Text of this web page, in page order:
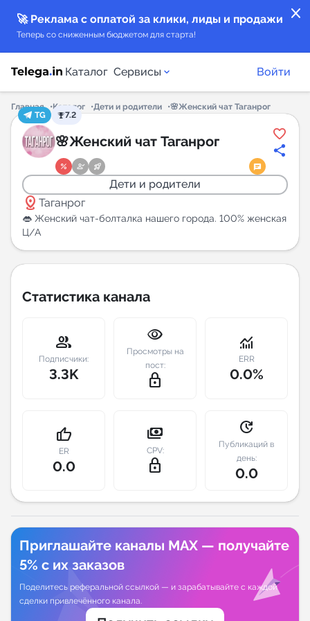
close
🚀 Реклама с оплатой за клики, лиды и продажи
Теперь со сниженным бюджетом для старта!
Каталог Сервисы
Каталог каналов
Каталог ботов
Горящие предложения
Индекс читаемости каналов в Telegram
New
New
Индивидуальное сопровождение
Аналитика Telegram
Войти
Главная Каталог Дети и родители
🌸Женский чат Таганрог
TG
7.2
🌸Женский чат Таганрог
Дети и родители
distance Таганрог
👄 Женский чат-болталка нашего города. 100% женская
Ц/А
Статистика канала
group
Подписчики:
3.3K
visibility
Просмотры на
пост:
lock_outline
monitoring
ERR
0.0%
thumb_up
ER
0.0
payments
CPV:
lock_outline
update
Публикаций в
день:
0.0
Приглашайте каналы MAX — получайте
5% с их заказов
Поделитесь реферальной ссылкой — и зарабатывайте с каждой
сделки привлечённого канала.